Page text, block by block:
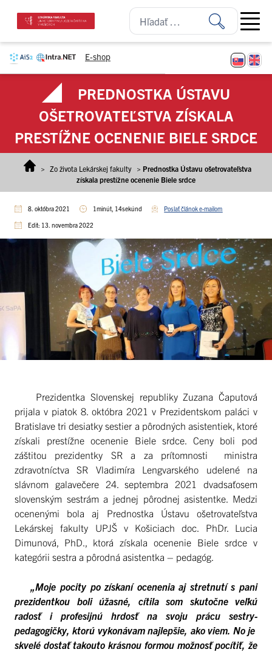
E-shop
Open
PREDNOSTKA ÚSTAVU
OŠETROVATEĽSTVA ZÍSKALA
PRESTÍŽNE OCENENIE BIELE SRDCE
> Zo života Lekárskej fakulty > Prednostka Ústavu ošetrovateľstva
získala prestížne ocenenie Biele srdce
8. októbra 2021 1minút, 14sekúnd Poslať článok e-mailom
Edit: 13. novembra 2022
Prezidentka Slovenskej republiky Zuzana Čaputová
prijala v piatok 8. októbra 2021 v Prezidentskom paláci v
Bratislave tri desiatky sestier a pôrodných asistentiek, ktoré
získali prestížne ocenenie Biele srdce. Ceny boli pod
záštitou prezidentky SR a za prítomnosti ministra
zdravotníctva SR Vladimíra Lengvarského udelené na
slávnom galavečere 24. septembra 2021 dvadsaťosem
slovenským sestrám a jednej pôrodnej asistentke. Medzi
ocenenými bola aj Prednostka Ústavu ošetrovateľstva
Lekárskej fakulty UPJŠ v Košiciach doc. PhDr. Lucia
Dimunová, PhD., ktorá získala ocenenie Biele srdce v
kategórii sestra a pôrodná asistentka – pedagóg.
„Moje pocity po získaní ocenenia aj stretnutí s pani
prezidentkou boli úžasné, cítila som skutočne veľkú
radosť i profesijnú hrdosť na svoju prácu sestry-
pedagogičky, ktorú vykonávam najlepšie, ako viem. No je
skvelé dostať takouto krásnou formou možnosť pocítiť, že